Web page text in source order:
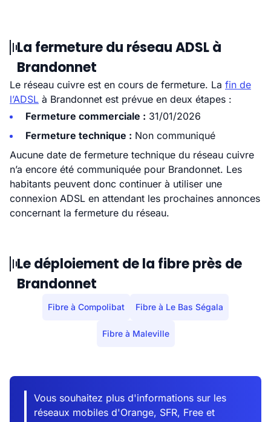
La fermeture du réseau ADSL à
Brandonnet
Le réseau cuivre est en cours de fermeture. La fin de
l’ADSL à Brandonnet est prévue en deux étapes :
Fermeture commerciale : 31/01/2026
Fermeture technique : Non communiqué
Aucune date de fermeture technique du réseau cuivre
n’a encore été communiquée pour Brandonnet. Les
habitants peuvent donc continuer à utiliser une
connexion ADSL en attendant les prochaines annonces
concernant la fermeture du réseau.
Le déploiement de la fibre près de
Brandonnet
Fibre à Compolibat Fibre à Le Bas Ségala
Fibre à Maleville
Vous souhaitez plus d'informations sur les
réseaux mobiles d'Orange, SFR, Free et